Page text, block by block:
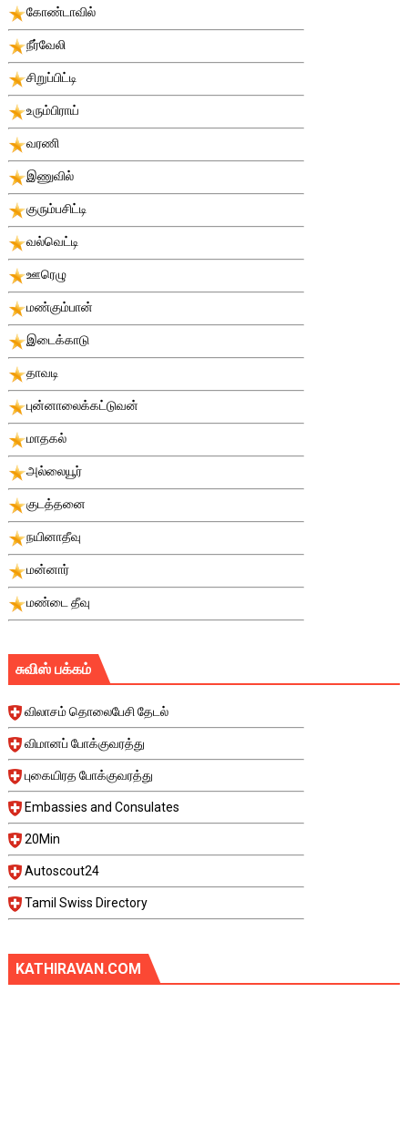
கோண்டாவில்
நீர்வேலி
சிறுப்பிட்டி
உரும்பிராய்
வரணி
இணுவில்
குரும்பசிட்டி
வல்வெட்டி
ஊரெழு
மண்கும்பான்
இடைக்காடு
தாவடி
புன்னாலைக்கட்டுவன்
மாதகல்
அல்லையூர்
குடத்தனை
நயினாதீவு
மன்னார்
மண்டை தீவு
சுவிஸ் பக்கம்
விலாசம் தொலைபேசி தேடல்
விமானப் போக்குவரத்து
புகையிரத போக்குவரத்து
Embassies and Consulates
20Min
Autoscout24
Tamil Swiss Directory
KATHIRAVAN.COM